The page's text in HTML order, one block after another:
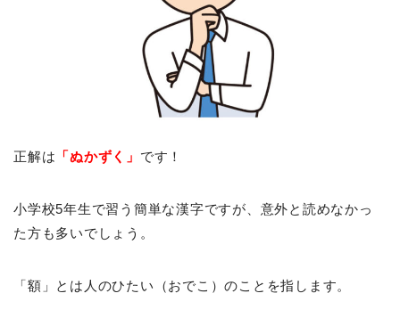
正解は 「ぬかずく」 です！
小学校5年生で習う簡単な漢字ですが、意外と読めなかっ
た方も多いでしょう。
「額」とは人のひたい（おでこ）のことを指します。